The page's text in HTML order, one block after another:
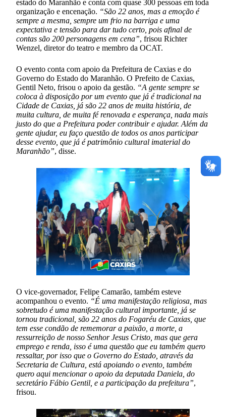
estado do Maranhão e conta com quase 300 pessoas em toda
organização e encenação. “São 22 anos, mas a emoção é
sempre a mesma, sempre um frio na barriga e uma
expectativa e tensão para dar tudo certo, pois afinal de
contas são 200 personagens em cena”, frisou Richter
Wenzel, diretor do teatro e membro da OCAT.
O evento conta com apoio da Prefeitura de Caxias e do
Governo do Estado do Maranhão. O Prefeito de Caxias,
Gentil Neto, frisou o apoio da gestão. “A gente sempre se
coloca à disposição por um evento que já é tradicional na
Cidade de Caxias, já são 22 anos de muita história, de
muita cultura, de muita fé renovada e esperança, nada mais
justo do que a Prefeitura poder contribuir e ajudar. Além da
gente ajudar, eu faço questão de todos os anos participar
desse evento, que já é patrimônio cultural imaterial do
Maranhão”, disse.
O vice-governador, Felipe Camarão, também esteve
acompanhou o evento. “É uma manifestação religiosa, mas
sobretudo é uma manifestação cultural importante, já se
tornou tradicional, são 22 anos do Fogaréu de Caxias, que
tem esse condão de rememorar a paixão, a morte, a
ressurreição de nosso Senhor Jesus Cristo, mas que gera
emprego e renda, isso é uma questão que eu também quero
ressaltar, por isso que o Governo do Estado, através da
Secretaria de Cultura, está apoiando o evento, também
quero aqui mencionar o apoio da deputada Daniela, do
secretário Fábio Gentil, e a participação da prefeitura”,
frisou.